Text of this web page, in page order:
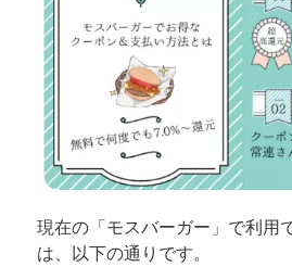
現在の「モスバーガー」で利用
は、以下の通りです。